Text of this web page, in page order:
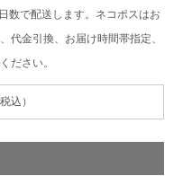
数で配送します。ネコポスはお
代金引換、お届け時間帯指定、
ださい。
込）